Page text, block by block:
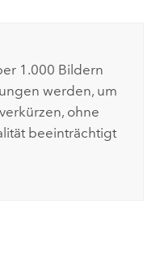
1.000 Bildern
werden, um
ohne
beeinträchtigt